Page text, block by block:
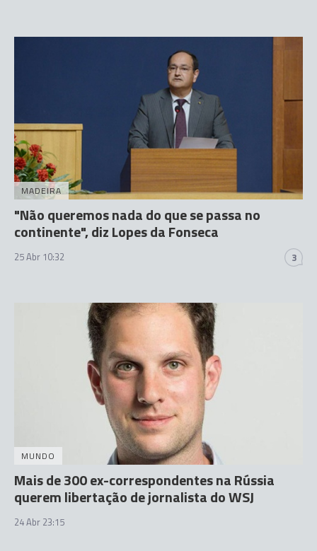
MADEIRA
"Não queremos nada do que se passa no
continente", diz Lopes da Fonseca
25 Abr 10:32 3
MUNDO
Mais de 300 ex-correspondentes na Rússia
querem libertação de jornalista do WSJ
24 Abr 23:15